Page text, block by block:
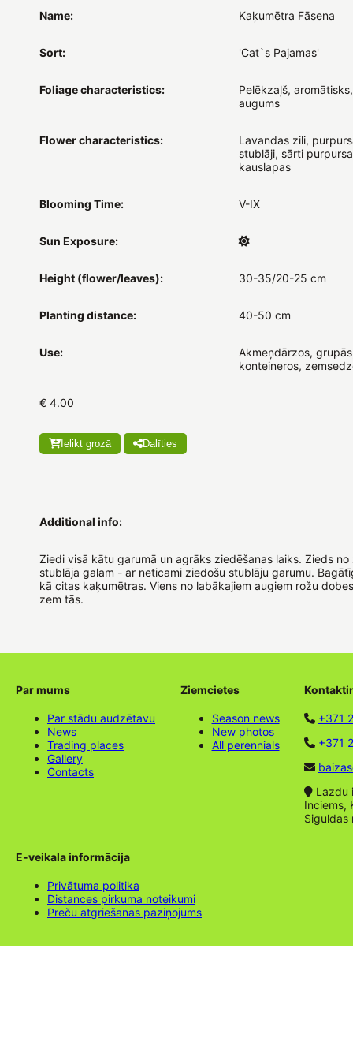
Name: Kaķumētra Fāsena
Sort: 'Cat`s Pajamas'
Foliage characteristics:
Pelēkzaļš,
augums
Flower characteristics:
Lavandas zili,
stublāji, sārti
kauslapas
Blooming Time: V-IX
Sun Exposure:
Height (flower/leaves): 30-35/20-25 cm
Planting distance: 40-50 cm
Use:
Akmeņdārzos,
konteineros,
€ 4.00
Ielikt grozā Dalīties
Additional info:
Ziedi visā kātu garumā un agrāks ziedēšanas laiks. Zieds
stublāja galam - ar neticami ziedošu stublāju garumu.
kā citas kaķumētras. Viens no labākajiem augiem rožu
zem tās.
Par mums
Par stādu audzētavu
News
Trading places
Gallery
Contacts
Ziemcietes
Season news
New photos
All perennials
+371
+371
Lazdu
Inciems,
Siguldas
E-veikala informācija
Privātuma politika
Distances pirkuma noteikumi
Preču atgriešanas paziņojums